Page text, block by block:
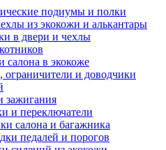
подиумы и полки
из экокожи и алькантары
в двери и чехлы
салона в экокоже
ограничители и доводчики
зажигания
и переключатели
салона и багажника
педалей и порогов